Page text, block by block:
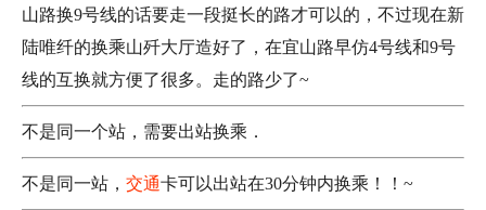
山路换9号线的话要走一段挺长的路才可以的，不过现在新
陆唯纤的换乘山歼大厅造好了，在宜山路早仿4号线和9号
线的互换就方便了很多。走的路少了~
不是同一个站，需要出站换乘．
不是同一站， 交通卡可以出站在30分钟内换乘！！~